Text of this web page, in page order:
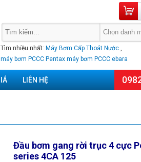
Tìm nhiều nhất: Máy Bơm Cấp Thoát Nước ,
máy bơm PCCC Pentax máy bơm PCCC ebara
LIÊN HỆ
Đầu bơm gang rời trục 4 cực
series 4CA 125